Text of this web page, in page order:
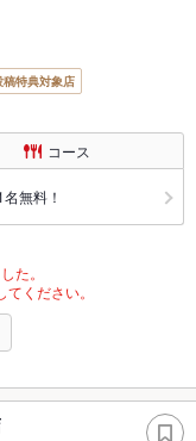
稿特典対象店
コース
無料！
た。
ください。